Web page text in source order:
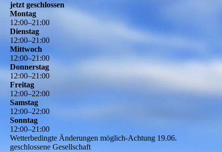
jetzt geschlossen
Montag
12:00–21 :00
Dienstag
12:00–21 :00
Mittwoch
12:00–21 :00
Donnerstag
12:00–21 :00
Freitag
12:00–22:00
Samstag
12:00–22:00
Sonntag
12:00–21 :00
Wetterbedingte Änderungen möglich-Achtung 19.06.
geschlossene Gesellschaft